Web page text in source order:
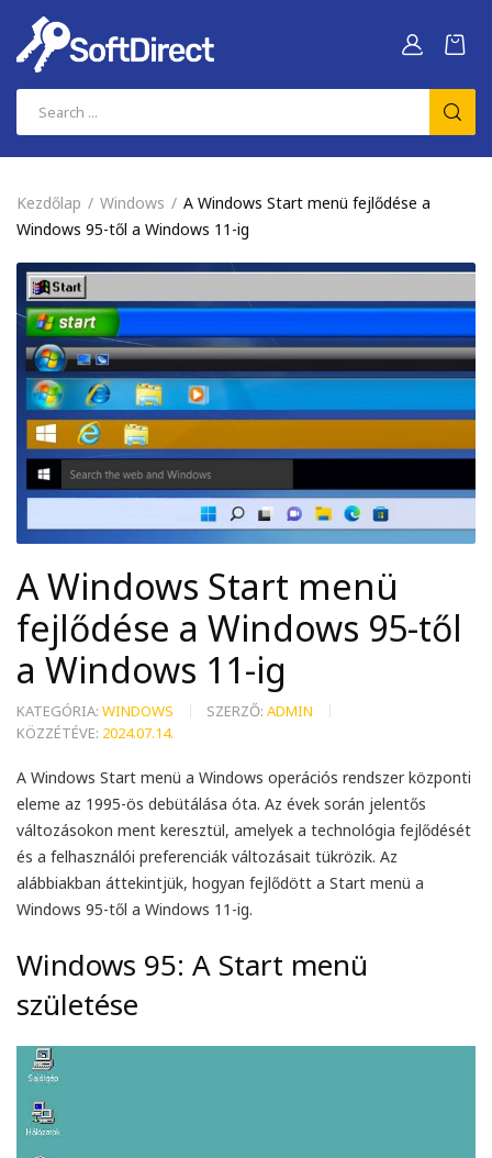
Kezdőlap Windows
A Windows Start menü fejlődése a
Windows 95-től a Windows 11-ig
A Windows Start menü
fejlődése a Windows 95-től
a Windows 11-ig
KATEGÓRIA: WINDOWS SZERZŐ: ADMIN
KÖZZÉTÉVE: 2024.07.14.
A Windows Start menü a Windows operációs rendszer központi
eleme az 1995-ös debütálása óta. Az évek során jelentős
változásokon ment keresztül, amelyek a technológia fejlődését
és a felhasználói preferenciák változásait tükrözik. Az
alábbiakban áttekintjük, hogyan fejlődött a Start menü a
Windows 95-től a Windows 11-ig.
Windows 95: A Start menü
születése